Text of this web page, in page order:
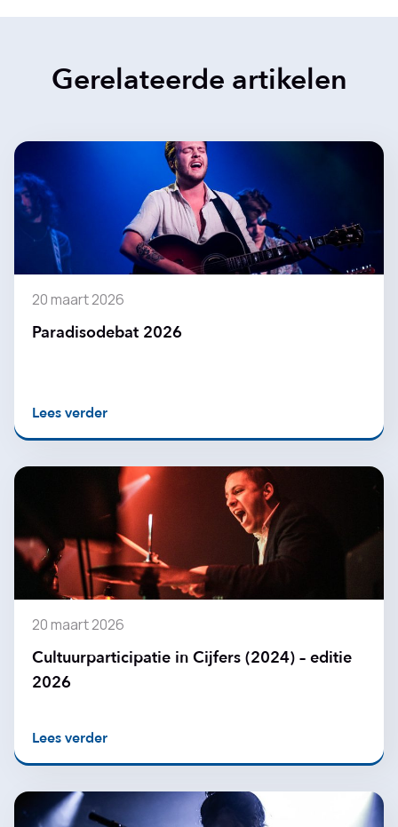
Gerelateerde artikelen
20 maart 2026
Paradisodebat 2026
Lees verder
20 maart 2026
Cultuurparticipatie in Cijfers (2024) – editie
2026
Lees verder